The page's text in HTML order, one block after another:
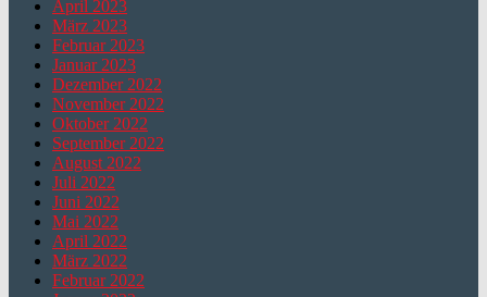
April 2023
März 2023
Februar 2023
Januar 2023
Dezember 2022
November 2022
Oktober 2022
September 2022
August 2022
Juli 2022
Juni 2022
Mai 2022
April 2022
März 2022
Februar 2022